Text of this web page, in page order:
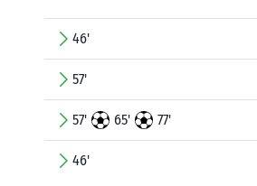
46'
57'
57' 65' 77'
46'